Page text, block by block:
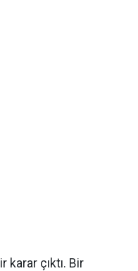
karar çıktı. Bir